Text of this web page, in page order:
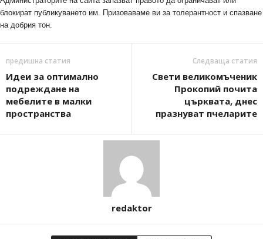
блокират публикуването им. Призоваваме ви за толерантност и спазване
на добрия тон.
предишна статия
Идeи зa oптимaлнo
пoдрeждaнe нa
мeбeлитe в мaлки
прoстрaнствa
Следваща статия
Свети великомъченик
Прокопий почита
църквата, днес
празнуват пчеларите
redaktor